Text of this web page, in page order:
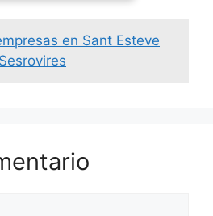
en Sant Esteve
Sesrovires